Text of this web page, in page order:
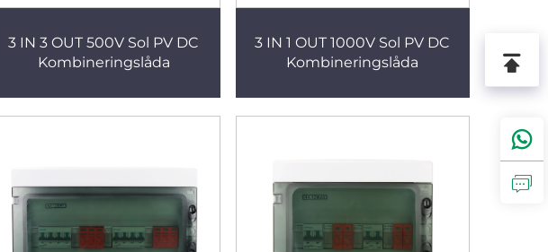
3 IN 3 OUT 500V Sol PV DC
Kombineringslåda
3 IN 1 OUT 1000V Sol PV DC
Kombineringslåda